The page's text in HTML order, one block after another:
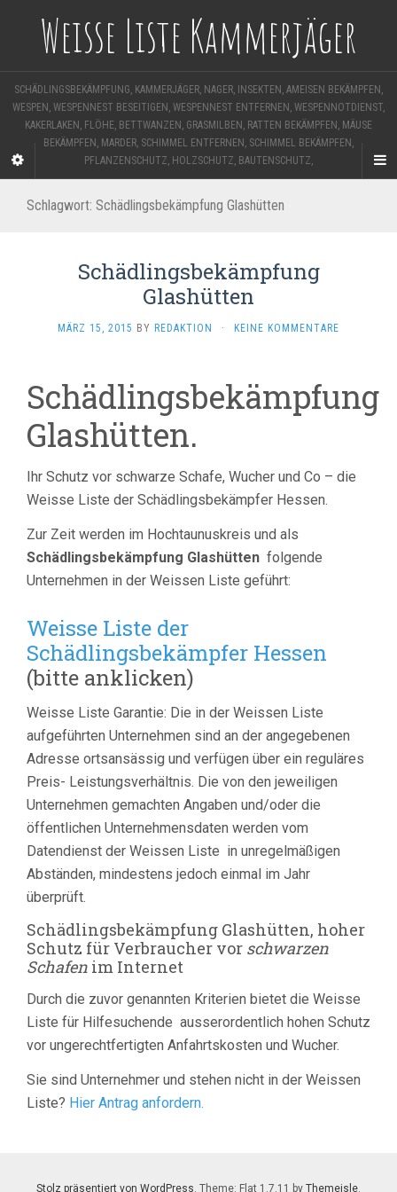
Weisse Liste Kammerjäger
SCHÄDLINGSBEKÄMPFUNG, KAMMERJÄGER, NAGER, INSEKTEN, AMEISEN BEKÄMPFEN,
WESPEN, WESPENNEST BESEITIGEN, WESPENNEST ENTFERNEN, WESPENNOTDIENST,
KAKERLAKEN, FLÖHE, BETTWANZEN, GRASMILBEN, RATTEN BEKÄMPFEN, MÄUSE
BEKÄMPFEN, MARDER, SCHIMMEL ENTFERNEN, SCHIMMEL BEKÄMPFEN,
PFLANZENSCHUTZ, HOLZSCHUTZ, BAUTENSCHUTZ,
Schlagwort: Schädlingsbekämpfung Glashütten
Schädlingsbekämpfung
Glashütten
MÄRZ 15, 2015 BY REDAKTION · KEINE KOMMENTARE
Schädlingsbekämpfung
Glashütten.
Ihr Schutz vor schwarze Schafe, Wucher und Co – die
Weisse Liste der Schädlingsbekämpfer Hessen.
Zur Zeit werden im Hochtaunuskreis und als
Schädlingsbekämpfung Glashütten folgende
Unternehmen in der Weissen Liste geführt:
Weisse Liste der
Schädlingsbekämpfer Hessen
(bitte anklicken)
Weisse Liste Garantie: Die in der Weissen Liste
aufgeführten Unternehmen sind an der angegebenen
Adresse ortsansässig und verfügen über ein reguläres
Preis- Leistungsverhältnis. Die von den jeweiligen
Unternehmen gemachten Angaben und/oder die
öffentlichen Unternehmensdaten werden vom
Datendienst der Weissen Liste in unregelmäßigen
Abständen, mindestens jedoch einmal im Jahr
überprüft.
Schädlingsbekämpfung Glashütten, hoher
Schutz für Verbraucher vor schwarzen
Schafen im Internet
Durch die zuvor genannten Kriterien bietet die Weisse
Liste für Hilfesuchende ausserordentlich hohen Schutz
vor ungerechtfertigten Anfahrtskosten und Wucher.
Sie sind Unternehmer und stehen nicht in der Weissen
Liste? Hier Antrag anfordern.
Stolz präsentiert von WordPress. Theme: Flat 1.7.11 by Themeisle.